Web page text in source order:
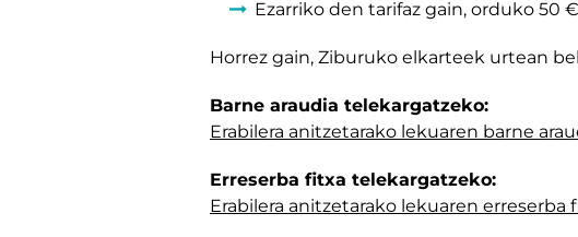
Ezarriko den tarifaz gain, orduko 50
Horrez gain, Ziburuko elkarteek urtean
Barne araudia telekargatzeko:
Erabilera anitzetarako lekuaren barne
Erreserba fitxa telekargatzeko:
Erabilera anitzetarako lekuaren erreserba